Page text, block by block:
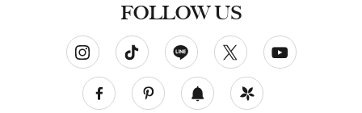
FOLLOW US